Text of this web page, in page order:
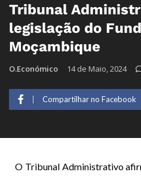
Tribunal
legislação do
Moçambique
O.Económico 14 de Maio, 2024
Compartilhar no Facebook
O Tribunal Administrativo